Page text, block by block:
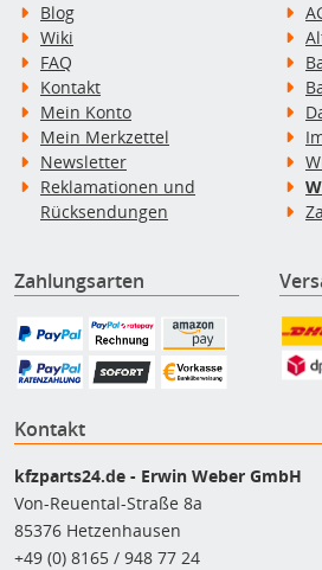
Blog
Wiki
FAQ
Kontakt
Mein Konto
Mein Merkzettel
Newsletter
Reklamationen und
Rücksendungen
Zahlungsarten
Kontakt
kfzparts24.de - Erwin Weber GmbH
Von-Reuental-Straße 8a
85376 Hetzenhausen
+49 (0) 8165 / 948 77 24